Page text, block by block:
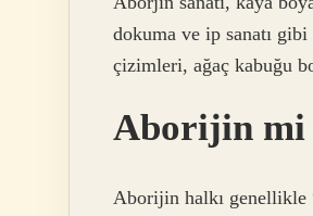
dokuma ve ip sanatı
çizimleri, ağaç kabuğu
Aborijin mi
Aborijin halkı genellikle